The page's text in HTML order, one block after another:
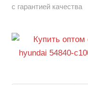
с гарантией качества